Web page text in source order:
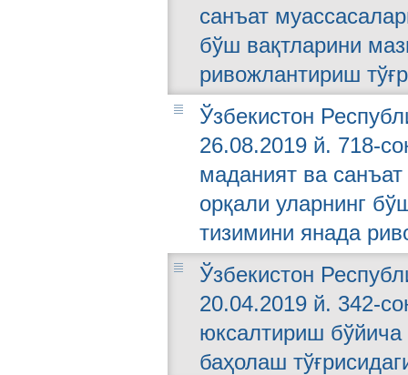
санъат
бўш вақтларини
ривожлантириш
Ўзбекистон
26.08.2019 й. 718-
маданият ва
орқали уларнинг
тизимини янада
Ўзбекистон
20.04.2019 й. 342-
юксалтириш
баҳолаш